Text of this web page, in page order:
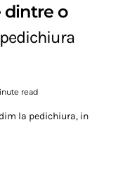
dintre o
read
la pedichiura, in